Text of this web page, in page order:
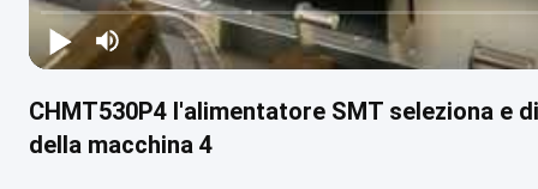
CHMT530P4 l'alimentatore SMT seleziona e
della macchina 4